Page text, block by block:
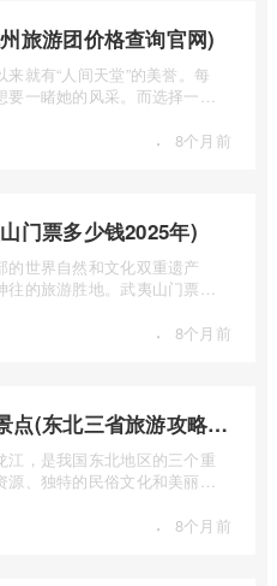
旅游团价格查询官网)
就有“人间天堂”的美誉。每
一睹她的风采。而选择一个
· 8个月前
门票多少钱2025年)
世界自然和文化双重遗产
的旅游胜地。武夷山门票多
· 8个月前
东北三省旅游攻略必去景点(东北三省旅游攻略必去景点视频介绍)
，是我国东北地区的三个重
、独特的民俗文化和美丽的
· 8个月前